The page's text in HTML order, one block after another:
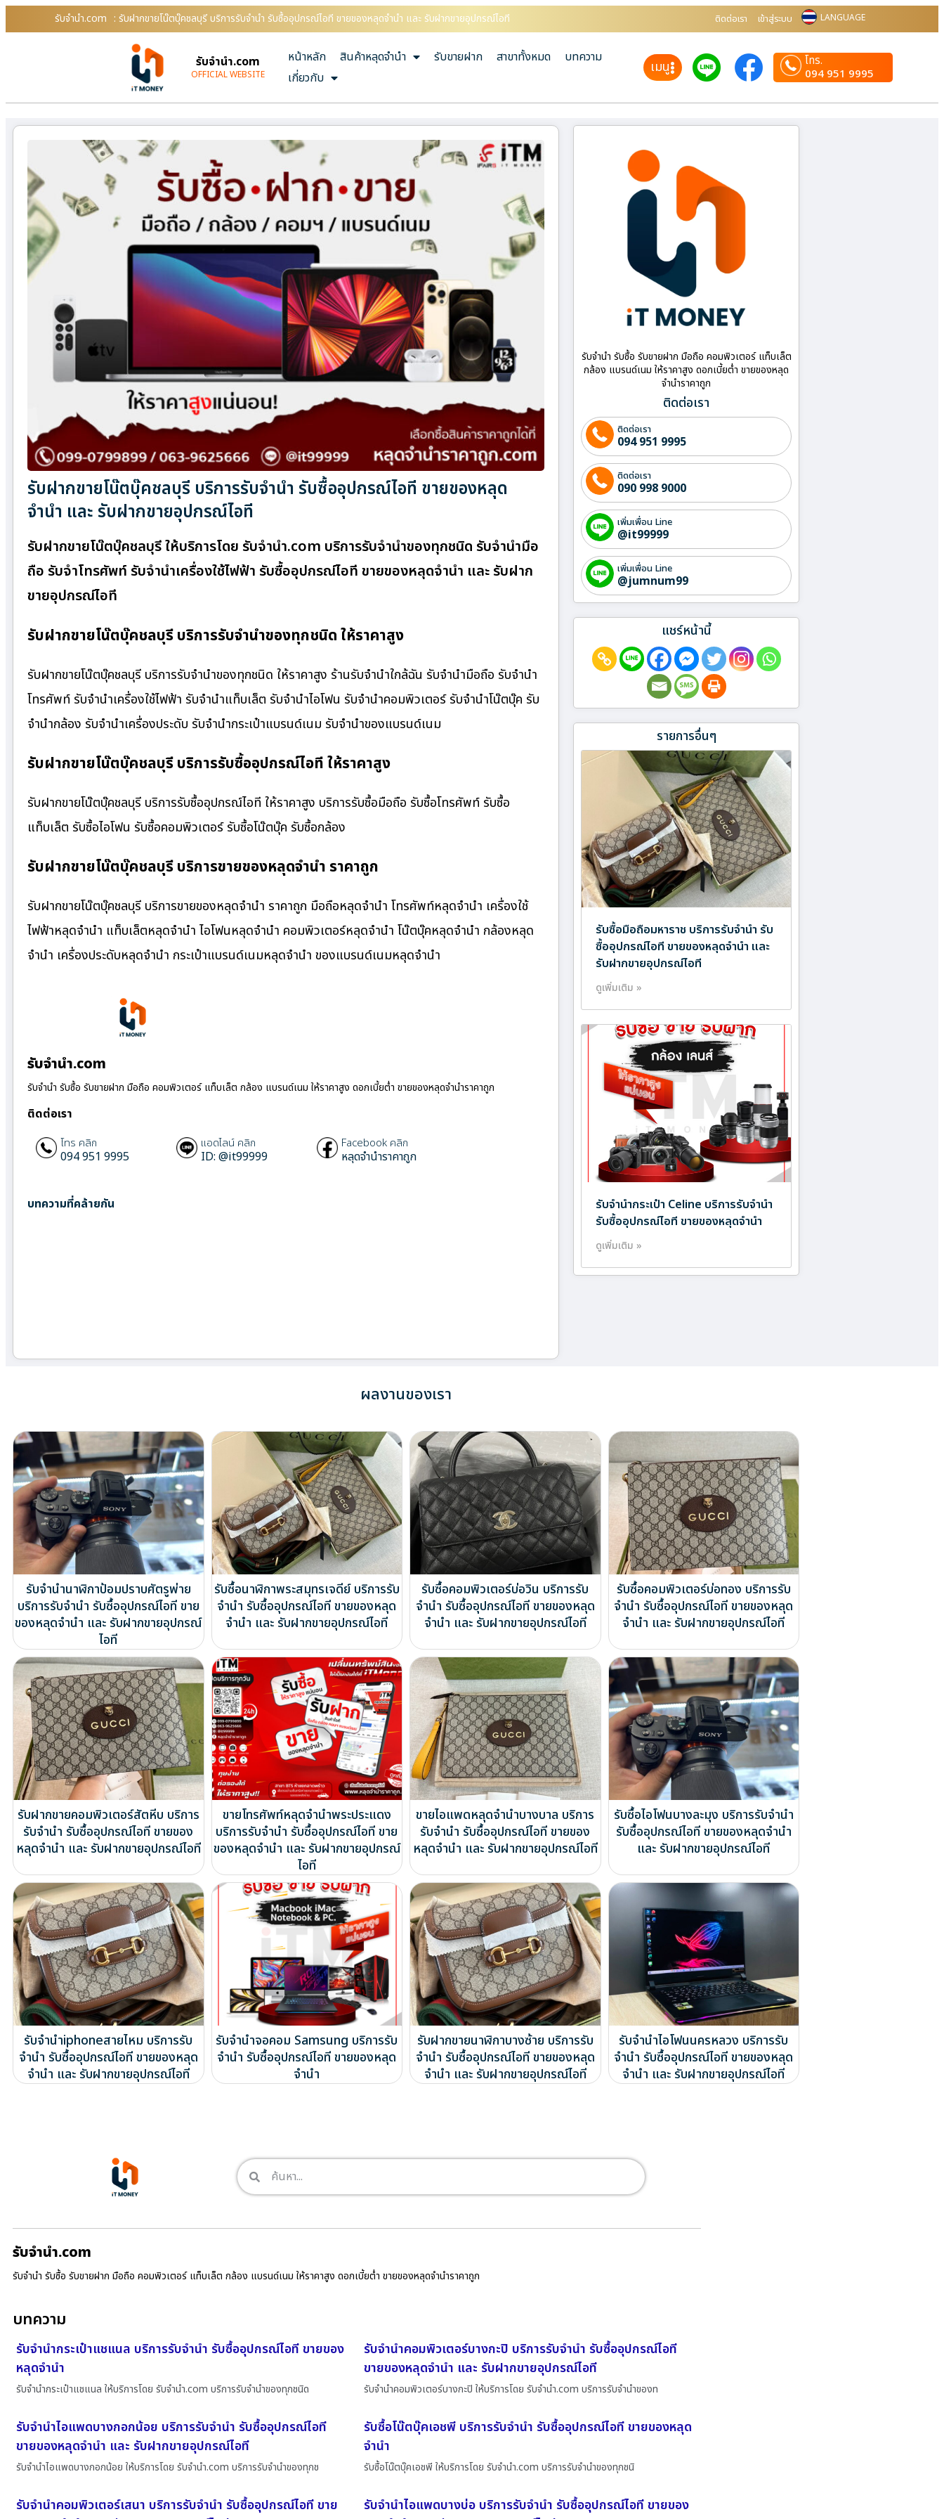
รับจํานํา.com : รับฝากขายโน๊ตบุ๊คชลบุรี บริการรับจำนำ รับซื้ออุปกรณ์ไอที ขายของหลุดจำนำ และ รับฝากขายอุปกรณ์ไอที ติดต่อเรา เข้าสู่ระบบ LANGUAGE
รับจํานํา.com
OFFICIAL WEBSITE
หน้าหลัก สินค้าหลุดจำนำ รับขายฝาก สาขาทั้งหมด
บทความ
เกี่ยวกับ
เมนู
โทร.
094 951 9995
รับฝากขายโน๊ตบุ๊คชลบุรี บริการรับจำนำ รับซื้ออุปกรณ์ไอที ขายของหลุด
จำนำ และ รับฝากขายอุปกรณ์ไอที
รับฝากขายโน๊ตบุ๊คชลบุรี ให้บริการโดย รับจํานํา.com บริการรับจำนำของทุกชนิด รับจำนำมือ
ถือ รับจำโทรศัพท์ รับจำนำเครื่องใช้ไฟฟ้า รับซื้ออุปกรณ์ไอที ขายของหลุดจำนำ และ รับฝาก
ขายอุปกรณ์ไอที
รับฝากขายโน๊ตบุ๊คชลบุรี บริการรับจำนำของทุกชนิด ให้ราคาสูง
รับฝากขายโน๊ตบุ๊คชลบุรี บริการรับจำนำของทุกชนิด ให้ราคาสูง ร้านรับจํานําใกล้ฉัน รับจำนำมือถือ รับจำนำ
โทรศัพท์ รับจำนำเครื่องใช้ไฟฟ้า รับจำนำแท็บเล็ต รับจำนำไอโฟน รับจำนำคอมพิวเตอร์ รับจำนำโน๊ตบุ๊ค รับ
จำนำกล้อง รับจำนำเครื่องประดับ รับจำนำกระเป๋าแบรนด์เนม รับจำนำของแบรนด์เนม
รับฝากขายโน๊ตบุ๊คชลบุรี บริการรับซื้ออุปกรณ์ไอที ให้ราคาสูง
รับฝากขายโน๊ตบุ๊คชลบุรี บริการรับซื้ออุปกรณ์ไอที ให้ราคาสูง บริการรับซื้อมือถือ รับซื้อโทรศัพท์ รับซื้อ
แท็บเล็ต รับซื้อไอโฟน รับซื้อคอมพิวเตอร์ รับซื้อโน๊ตบุ๊ค รับซื้อกล้อง
รับฝากขายโน๊ตบุ๊คชลบุรี บริการขายของหลุดจำนำ ราคาถูก
รับฝากขายโน๊ตบุ๊คชลบุรี บริการขายของหลุดจำนำ ราคาถูก มือถือหลุดจำนำ โทรศัพท์หลุดจำนำ เครื่องใช้
ไฟฟ้าหลุดจำนำ แท็บเล็ตหลุดจำนำ ไอโฟนหลุดจำนำ คอมพิวเตอร์หลุดจำนำ โน๊ตบุ๊คหลุดจำนำ กล้องหลุด
จำนำ เครื่องประดับหลุดจำนำ กระเป๋าแบรนด์เนมหลุดจำนำ ของแบรนด์เนมหลุดจำนำ
รับจํานํา.com
รับจำนำ รับซื้อ รับขายฝาก มือถือ คอมพิวเตอร์ แท็บเล็ต กล้อง แบรนด์เนม ให้ราคาสูง ดอกเบี้ยต่ำ ขายของหลุดจำนำราคาถูก
ติดต่อเรา
โทร คลิก
094 951 9995
แอดไลน์ คลิก
ID: @it99999
Facebook คลิก
หลุดจำนำราคาถูก
บทความที่คล้ายกัน
รับจำนำ รับซื้อ รับขายฝาก มือถือ คอมพิวเตอร์ แท็บเล็ต
กล้อง แบรนด์เนม ให้ราคาสูง ดอกเบี้ยต่ำ ขายของหลุด
จำนำราคาถูก
ติดต่อเรา
ติดต่อเรา
094 951 9995
ติดต่อเรา
090 998 9000
เพิ่มเพื่อน Line
@it99999
เพิ่มเพื่อน Line
@jumnum99
แชร์หน้านี้
รายการอื่นๆ
รับซื้อมือถือมหาราช บริการรับจำนำ รับ
ซื้ออุปกรณ์ไอที ขายของหลุดจำนำ และ
รับฝากขายอุปกรณ์ไอที
ดูเพิ่มเติม »
รับจำนำกระเป๋า Celine บริการรับจำนำ
รับซื้ออุปกรณ์ไอที ขายของหลุดจำนำ
ดูเพิ่มเติม »
ผลงานของเรา
รับจำนำนาฬิกาป้อมปราบศัตรูพ่าย
บริการรับจำนำ รับซื้ออุปกรณ์ไอที ขาย
ของหลุดจำนำ และ รับฝากขายอุปกรณ์
ไอที
รับซื้อนาฬิกาพระสมุทรเจดีย์ บริการรับ
จำนำ รับซื้ออุปกรณ์ไอที ขายของหลุด
จำนำ และ รับฝากขายอุปกรณ์ไอที
รับซื้อคอมพิวเตอร์บ่อวิน บริการรับ
จำนำ รับซื้ออุปกรณ์ไอที ขายของหลุด
จำนำ และ รับฝากขายอุปกรณ์ไอที
รับซื้อคอมพิวเตอร์บ่อทอง บริการรับ
จำนำ รับซื้ออุปกรณ์ไอที ขายของหลุด
จำนำ และ รับฝากขายอุปกรณ์ไอที
รับฝากขายคอมพิวเตอร์สัตหีบ บริการ
รับจำนำ รับซื้ออุปกรณ์ไอที ขายของ
หลุดจำนำ และ รับฝากขายอุปกรณ์ไอที
ขายโทรศัพท์หลุดจำนำพระประแดง
บริการรับจำนำ รับซื้ออุปกรณ์ไอที ขาย
ของหลุดจำนำ และ รับฝากขายอุปกรณ์
ไอที
ขายไอแพดหลุดจำนำบางบาล บริการ
รับจำนำ รับซื้ออุปกรณ์ไอที ขายของ
หลุดจำนำ และ รับฝากขายอุปกรณ์ไอที
รับซื้อไอโฟนบางละมุง บริการรับจำนำ
รับซื้ออุปกรณ์ไอที ขายของหลุดจำนำ
และ รับฝากขายอุปกรณ์ไอที
รับจำนำiphoneสายไหม บริการรับ
จำนำ รับซื้ออุปกรณ์ไอที ขายของหลุด
จำนำ และ รับฝากขายอุปกรณ์ไอที
รับจำนำจอคอม Samsung บริการรับ
จำนำ รับซื้ออุปกรณ์ไอที ขายของหลุด
จำนำ
รับฝากขายนาฬิกาบางซ้าย บริการรับ
จำนำ รับซื้ออุปกรณ์ไอที ขายของหลุด
จำนำ และ รับฝากขายอุปกรณ์ไอที
รับจำนำไอโฟนนครหลวง บริการรับ
จำนำ รับซื้ออุปกรณ์ไอที ขายของหลุด
จำนำ และ รับฝากขายอุปกรณ์ไอที
รับจํานํา.com
รับจำนำ รับซื้อ รับขายฝาก มือถือ คอมพิวเตอร์ แท็บเล็ต กล้อง แบรนด์เนม ให้ราคาสูง ดอกเบี้ยต่ำ ขายของหลุดจำนำราคาถูก
บทความ
รับจำนำกระเป๋าแชแนล บริการรับจำนำ รับซื้ออุปกรณ์ไอที ขายของ
หลุดจำนำ
รับจำนำกระเป๋าแชแนล ให้บริการโดย รับจํานํา.com บริการรับจำนำของทุกชนิด
รับจำนำคอมพิวเตอร์บางกะปิ บริการรับจำนำ รับซื้ออุปกรณ์ไอที
ขายของหลุดจำนำ และ รับฝากขายอุปกรณ์ไอที
รับจำนำคอมพิวเตอร์บางกะปิ ให้บริการโดย รับจํานํา.com บริการรับจำนำของท
รับจำนำไอแพดบางกอกน้อย บริการรับจำนำ รับซื้ออุปกรณ์ไอที
ขายของหลุดจำนำ และ รับฝากขายอุปกรณ์ไอที
รับจำนำไอแพดบางกอกน้อย ให้บริการโดย รับจํานํา.com บริการรับจำนำของทุกช
รับซื้อโน๊ตบุ๊คเอชพี บริการรับจำนำ รับซื้ออุปกรณ์ไอที ขายของหลุด
จำนำ
รับซื้อโน๊ตบุ๊คเอชพี ให้บริการโดย รับจํานํา.com บริการรับจำนำของทุกชนิ
รับจำนำคอมพิวเตอร์เสนา บริการรับจำนำ รับซื้ออุปกรณ์ไอที ขาย
รับจำนำไอแพดบางบ่อ บริการรับจำนำ รับซื้ออุปกรณ์ไอที ขายของ